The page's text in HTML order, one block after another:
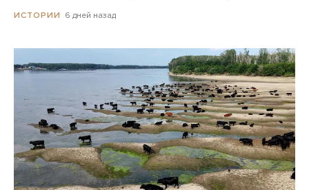
ИСТОРИИ 6 дней назад